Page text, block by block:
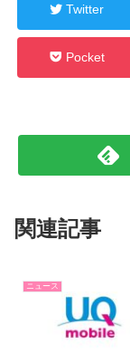
Twitter
Pocket
関連記事
ニュース